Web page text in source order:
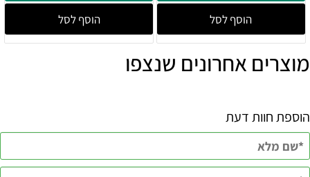
הוסף לסל הוסף לסל
מוצרים אחרונים שנצפו
הוספת חוות דעת